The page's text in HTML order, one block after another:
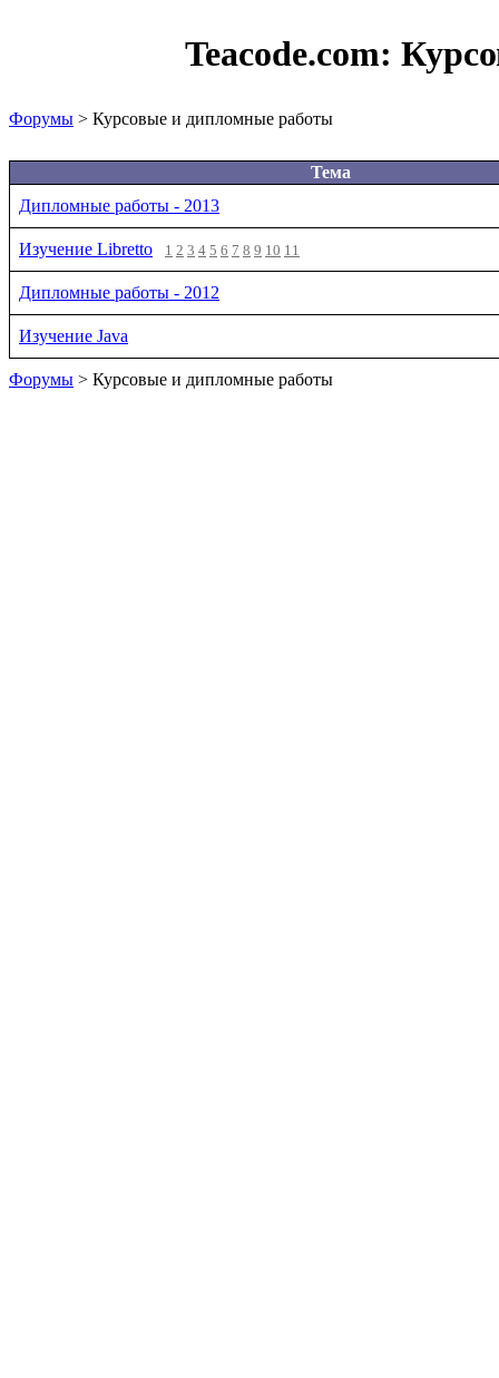
Teacode.com:
Форумы > Курсовые и дипломные работы
Тема
Дипломные работы - 2013
Изучение Libretto 1 2 3 4 5 6 7 8 9 10 11
Дипломные работы - 2012
Изучение Java
Форумы > Курсовые и дипломные работы